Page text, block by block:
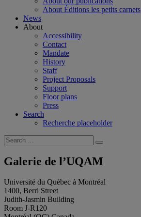
About Éditions les petits carnets
News
About
Accessibility
Contact
Mandate
History
Staff
Project Proposals
Support
Floor plans
Press
Search
Recherche placeholder
Search
for:
Search
Galerie de l’UQAM
Université du Québec à Montréal
1400, Berri Street
Judith-Jasmin Building
Room J-R120